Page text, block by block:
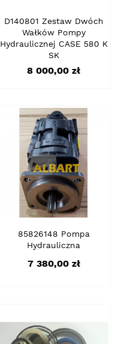
D140801 Zestaw Dwóch
Wałków Pompy
Hydraulicznej CASE 580 K
SK
Cena
8 000,00 zł
85826148 Pompa
Hydrauliczna
Cena
7 380,00 zł